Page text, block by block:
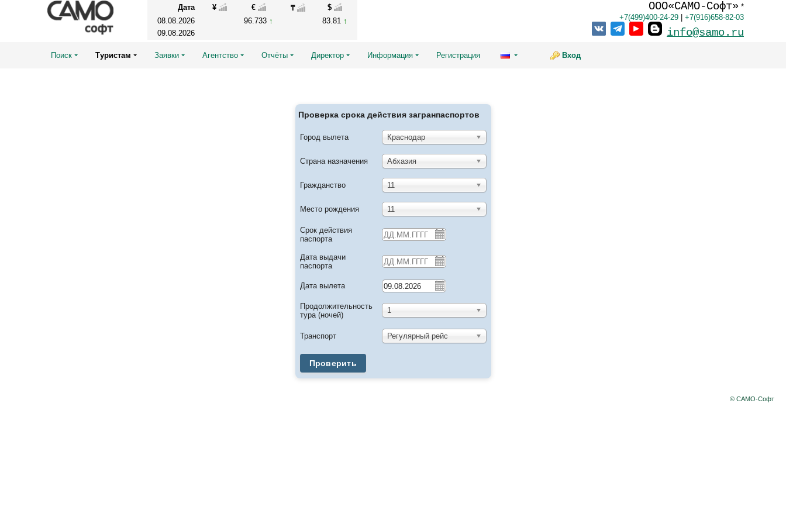
Дата ¥ € ₸
$
08.08.2026
96.733
83.81
09.08.2026
ООО«САМО-Софт» *
+7(499)400-24-29
+7(916)658-82-03
info@samo.ru
Поиск Туристам Заявки Агентство Отчёты Директор Информация Регистрация Вход
Проверка срока действия загранпаспортов
Город вылета Краснодар
Страна назначения Абхазия
Гражданство 11
Место рождения 11
Срок действия
паспорта
Дата выдачи
паспорта
Дата вылета
Продолжительность
тура (ночей)
1
Транспорт Регулярный рейс
Проверить
© САМО-Софт